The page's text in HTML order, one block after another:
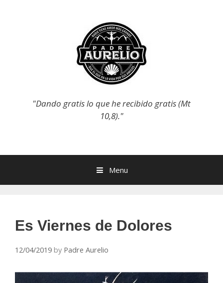
"Dando gratis lo que he recibido gratis (Mt
10,8)."
Menu
Es Viernes de Dolores
12/04/2019 by Padre Aurelio